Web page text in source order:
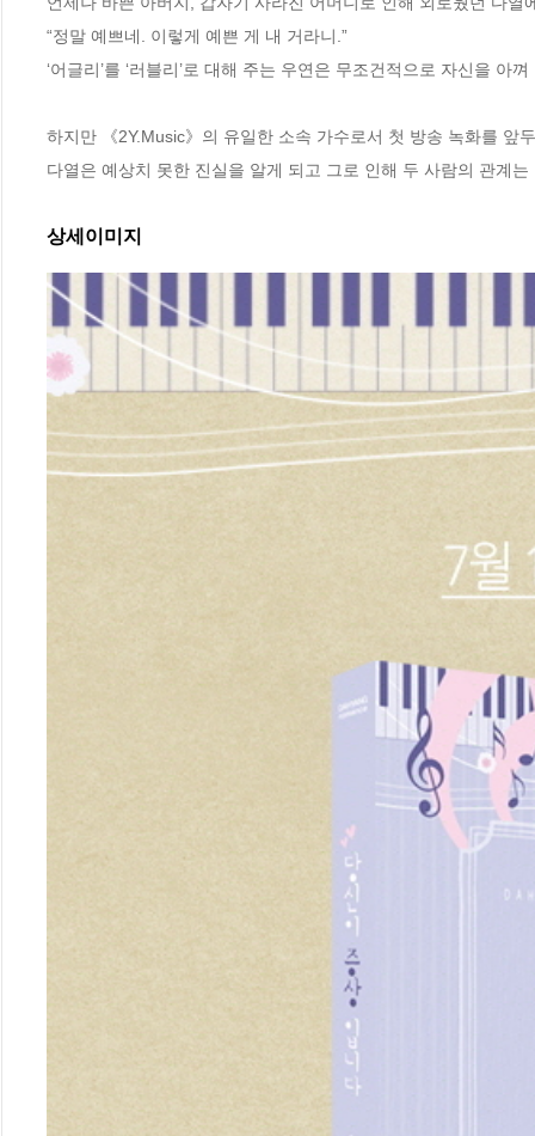
“정말 예쁘네. 이렇게 예쁜 게 내 거라니.”
‘어글리’를 ‘러블리’로 대해 주는 우연은 무조건적으로 자신을 아
하지만 《2Y.Music》의 유일한 소속 가수로서 첫 방송 녹화를 앞
다열은 예상치 못한 진실을 알게 되고 그로 인해 두 사람의 관계
상세이미지